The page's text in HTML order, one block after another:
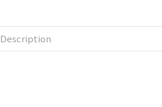
Description